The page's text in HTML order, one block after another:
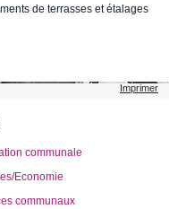
de terrasses et étalages
Imprimer
communale
Economie
communaux